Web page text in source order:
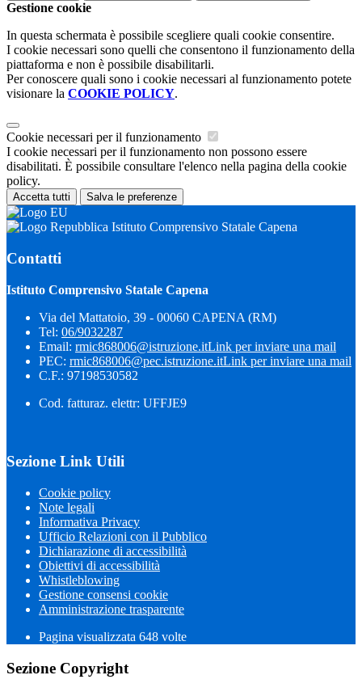
Gestione cookie
In questa schermata è possibile scegliere quali cookie consentire.
I cookie necessari sono quelli che consentono il funzionamento della
piattaforma e non è possibile disabilitarli.
Per conoscere quali sono i cookie necessari al funzionamento potete
visionare la COOKIE POLICY.
Cookie necessari per il funzionamento
I cookie necessari per il funzionamento non possono essere
disabilitati. È possibile consultare l'elenco nella pagina della cookie
policy.
Accetta tutti Salva le preferenze
Istituto Comprensivo Statale Capena
Contatti
Istituto Comprensivo Statale Capena
Via del Mattatoio, 39 - 00060 CAPENA (RM)
Tel: 06/9032287
Email: rmic868006@istruzione.itLink per inviare una mail
PEC: rmic868006@pec.istruzione.itLink per inviare una mail
C.F.: 97198530582
Cod. fatturaz. elettr: UFFJE9
Sezione Link Utili
Cookie policy
Note legali
Informativa Privacy
Ufficio Relazioni con il Pubblico
Dichiarazione di accessibilità
Obiettivi di accessibilità
Whistleblowing
Gestione consensi cookie
Amministrazione trasparente
Pagina visualizzata 648 volte
Sezione Copyright